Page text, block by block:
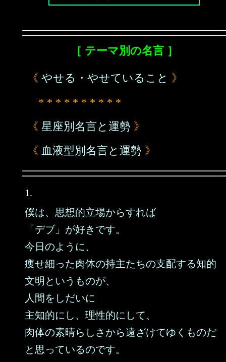
［ テーマ別の名言 ］
《 やせる・やせていること 》
* * * * * * * * * *
《 星座別名言と運勢 》
《 血液型別名言と運勢 》
1.
僕は、思想的立場からすれば
「デブ」が好きです。
今日のように、
痩せ細った肉体の持主たちの支配する知的
文明というものが、
人間をしだいに
主知的にし、理性的にして、
肉体の素晴らしさから遠ざけてゆくものだ
と思っているのです。